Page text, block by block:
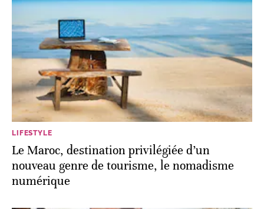
LIFESTYLE
Le Maroc, destination privilégiée d’un
nouveau genre de tourisme, le nomadisme
numérique